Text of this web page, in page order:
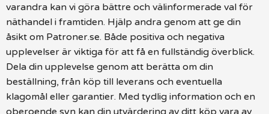
varandra kan vi göra bättre och välinformerade val för
näthandel i framtiden. Hjälp andra genom att ge din
åsikt om Patroner.se. Både positiva och negativa
upplevelser är viktiga för att få en fullständig överblick.
Dela din upplevelse genom att berätta om din
beställning, från köp till leverans och eventuella
klagomål eller garantier. Med tydlig information och en
oberoende syn kan din utvärdering av ditt köp vara av